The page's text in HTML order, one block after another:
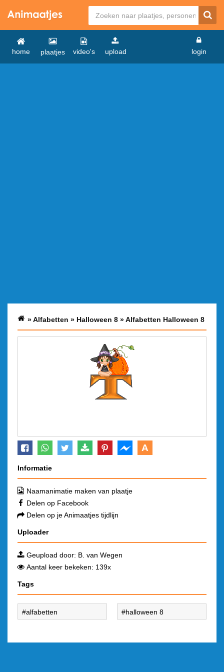
home plaatjes video's upload login
»Alfabetten » Halloween 8 »Alfabetten Halloween 8
A
Informatie
Naamanimatie maken van plaatje
Delen op Facebook
Delen op je Animaatjes tijdlijn
Uploader
Geupload door: B. van Wegen
Aantal keer bekeken: 139x
Tags
alfabetten halloween 8